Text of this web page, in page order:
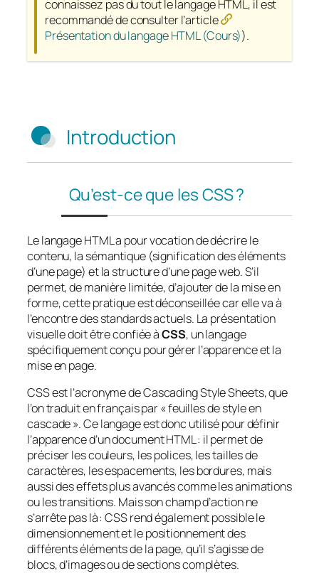
connaissez pas du tout le langage HTML, il est
recommandé de consulter l’article
Présentation du langage HTML (Cours)).
Introduction
Qu’est-ce que les CSS ?
Le langage HTML a pour vocation de décrire le
contenu, la sémantique (signification des éléments
d’une page) et la structure d’une page web. S’il
permet, de manière limitée, d’ajouter de la mise en
forme, cette pratique est déconseillée car elle va à
l’encontre des standards actuels. La présentation
visuelle doit être confiée àCSS, un langage
spécifiquement conçu pour gérer l’apparence et la
mise en page.
CSS est l’acronyme deCascading Style Sheets, que
l’on traduit en français par « feuilles de style en
cascade ». Ce langage est donc utilisé pour définir
l’apparence d’un document HTML : il permet de
préciser les couleurs, les polices, les tailles de
caractères, les espacements, les bordures, mais
aussi des effets plus avancés comme les animations
ou les transitions. Mais son champ d’action ne
s’arrête pas là : CSS rend également possible le
dimensionnement et le positionnement des
différents éléments de la page, qu’il s’agisse de
blocs, d’images ou de sections complètes.